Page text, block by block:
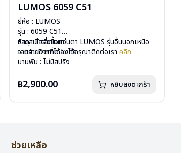
LUMOS 6059 C51
ยี่ห้อ : LUMOS
รุ่น : 6059 C51
วัสดุ : Titanium
เลนส์ : Demo Lens
บานพับ : ไม่มีสปริง
อุปกรณ์ : กล่องแว่น , ผ้าเช็ดแว่น
หากสนใจสั่งชื้อแว่นตา LUMOS รุ่นอื่นนอกเหนือ
จากรายการที่ได้ลงไว้กรุณาติดต่อเรา คลิก
฿2,900.00 หยิบลงตะกร้า
ช่วยเหลือ